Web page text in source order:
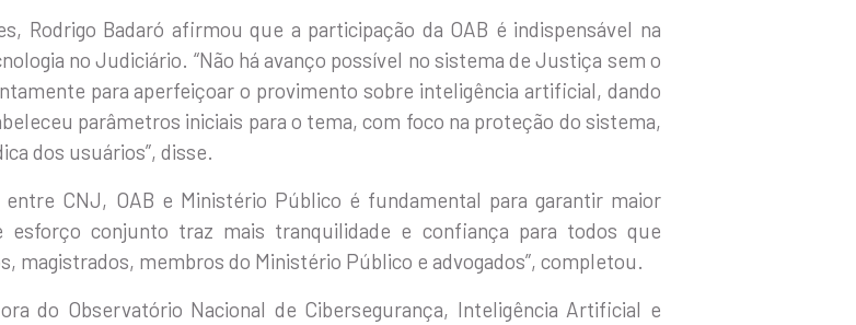
Rodrigo Badaró afirmou que a participação da OAB é indispensável na
no Judiciário. “Não há avanço possível no sistema de Justiça sem o
para aperfeiçoar o provimento sobre inteligência artificial, dando
parâmetros iniciais para o tema, com foco na proteção do sistema,
dos usuários”, disse.
CNJ, OAB e Ministério Público é fundamental para garantir maior
esforço conjunto traz mais tranquilidade e confiança para todos que
magistrados, membros do Ministério Público e advogados”, completou.
do Observatório Nacional de Cibersegurança, Inteligência Artificial e